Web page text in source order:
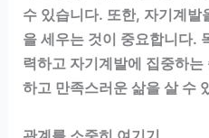
수 있습니다. 또한, 자기계발
을 세우는 것이 중요합니다.
력하고 자기계발에 집중하
하고 만족스러운 삶을 살 수